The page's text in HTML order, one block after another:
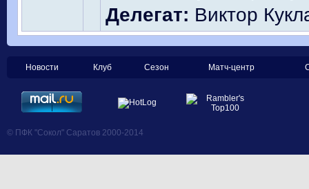
Делегат: Виктор
Новости Клуб Сезон Матч-центр
© ПФК "Сокол" Саратов 2000-2014